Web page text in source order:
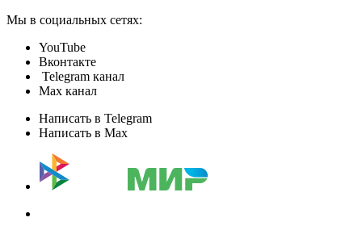
Мы в социальных сетях:
YouTube
Вконтакте
Telegram канал
Max канал
Написать в Telegram
Написать в Max